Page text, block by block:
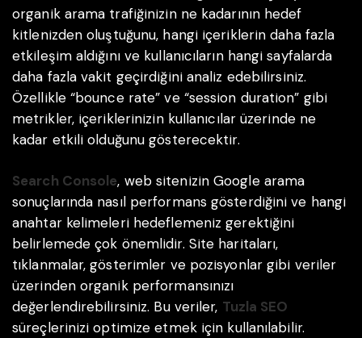
organik arama trafiğinizin ne kadarının hedef
kitlenizden oluştuğunu, hangi içeriklerin daha fazla
etkileşim aldığını ve kullanıcıların hangi sayfalarda
daha fazla vakit geçirdiğini analiz edebilirsiniz.
Özellikle “bounce rate” ve “session duration” gibi
metrikler, içeriklerinizin kullanıcılar üzerinde ne
kadar etkili olduğunu gösterecektir.
Search Console, web sitenizin Google arama
sonuçlarında nasıl performans gösterdiğini ve hangi
anahtar kelimeleri hedeflemeniz gerektiğini
belirlemede çok önemlidir. Site haritaları,
tıklanmalar, gösterimler ve pozisyonlar gibi veriler
üzerinden organik performansınızı
değerlendirebilirsiniz. Bu veriler, Tuzla SEO
süreçlerinizi optimize etmek için kullanılabilir.